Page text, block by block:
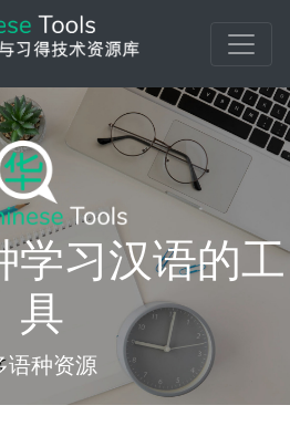
学习汉语的工
具
语种资源